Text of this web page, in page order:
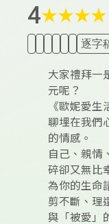
4★★★★
逐字
大家禮拜一
元呢？
《歐妮愛
聊埋在我們
的情感。
自己、親情
碎卻又無比
為你的生命
剪不斷、理
與「被愛」